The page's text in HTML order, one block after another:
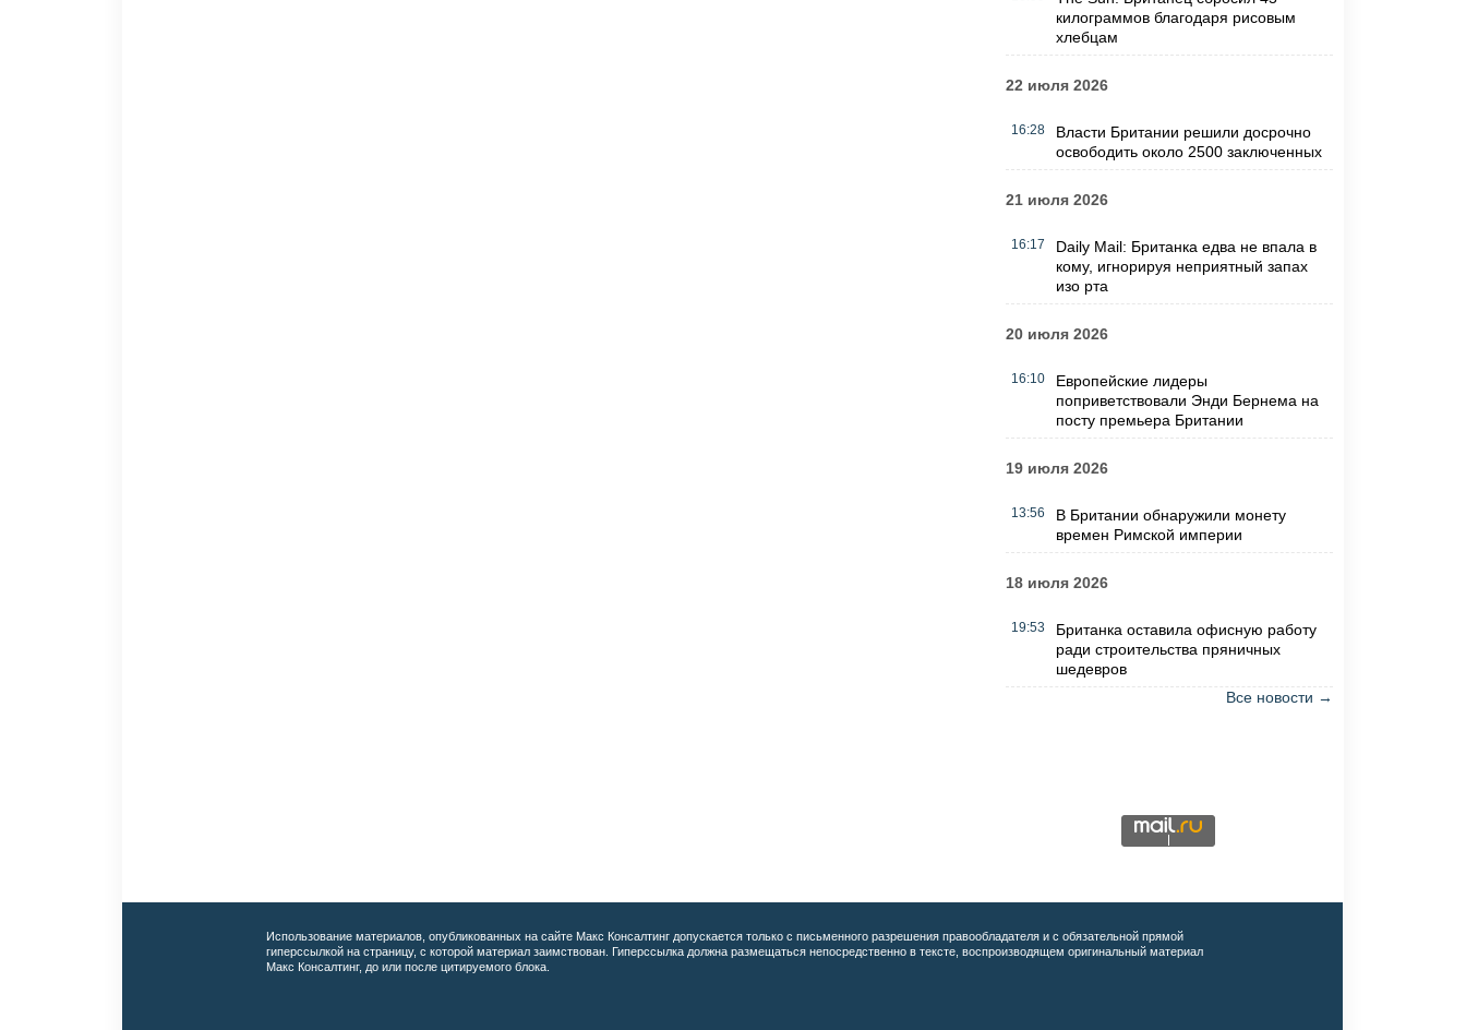
килограммов благодаря рисовым
хлебцам
22 июля 2026
16:28
Власти Британии решили досрочно
освободить около 2500 заключенных
21 июля 2026
16:17
Daily Mail: Британка едва не впала в
кому, игнорируя неприятный запах
изо рта
20 июля 2026
16:10
Европейские лидеры
поприветствовали Энди Бернема на
посту премьера Британии
19 июля 2026
13:56
В Британии обнаружили монету
времен Римской империи
18 июля 2026
19:53
Британка оставила офисную работу
ради строительства пряничных
шедевров
Все новости →
Использование материалов, опубликованных на сайте Макс Консалтинг допускается только с письменного разрешения правообладателя и с обязательной прямой
гиперссылкой на страницу, с которой материал заимствован. Гиперссылка должна размещаться непосредственно в тексте, воспроизводящем оригинальный материал
Макс Консалтинг, до или после цитируемого блока.